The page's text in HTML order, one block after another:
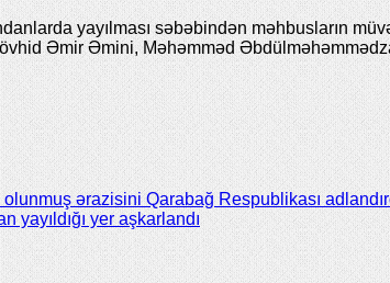
yayılması səbəbindən məhbusların
Əmir Əmini, Məhəmməd
ərazisini Qarabağ Respublikası
yayıldığı yer aşkarlandı